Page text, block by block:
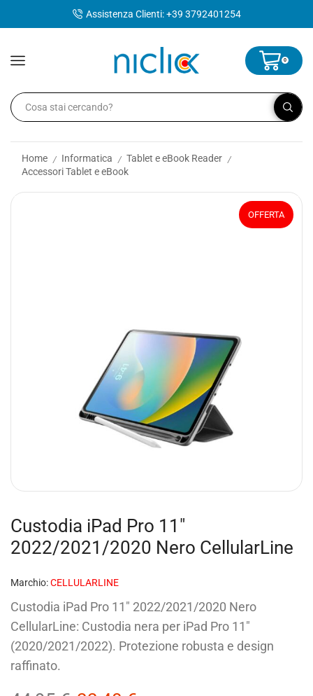
Assistenza Clienti: +39 3792401254
0
Home / Informatica / Tablet e eBook Reader /
Accessori Tablet e eBook
OFFERTA
Custodia iPad Pro 11″
2022/2021/2020 Nero CellularLine
Marchio:CELLULARLINE
Custodia iPad Pro 11″ 2022/2021/2020 Nero
CellularLine: Custodia nera per iPad Pro 11″
(2020/2021/2022). Protezione robusta e design
raffinato.